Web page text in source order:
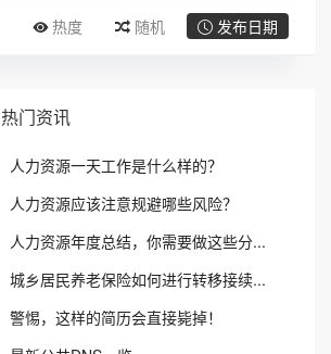
发布日期
随机
热度
热门资讯
人力资源一天工作是什么样的？
人力资源应该注意规避哪些风险？
人力资源年度总结，你需要做这些分...
城乡居民养老保险如何进行转移接续...
警惕，这样的简历会直接毙掉！